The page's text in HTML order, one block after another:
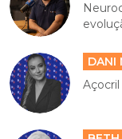
DANI